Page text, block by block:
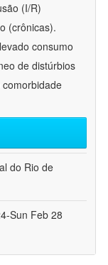
(I/R)
(crônicas).
consumo
de distúrbios
do Rio de
Sun Feb 28